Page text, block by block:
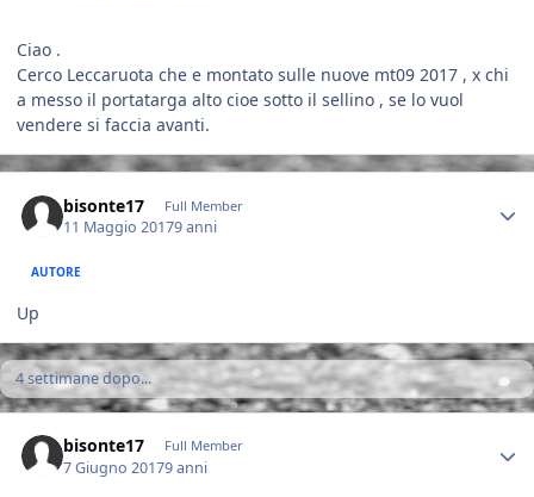
Ciao .
Cerco Leccaruota che e montato sulle nuove mt09 2017 , x chi
a messo il portatarga alto cioe sotto il sellino , se lo vuol
vendere si faccia avanti.
bisonte17 Full Member
11 Maggio 20179 anni
AUTORE
Up
4 settimane dopo...
bisonte17 Full Member
7 Giugno 20179 anni